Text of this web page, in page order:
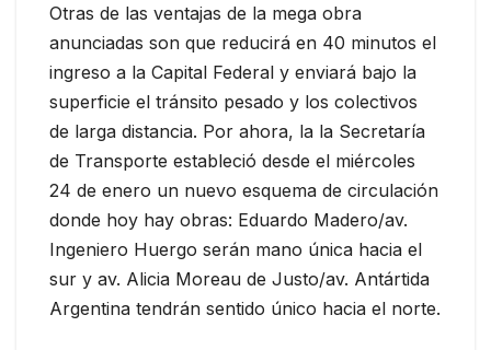
Otras de las ventajas de la mega obra
anunciadas son que reducirá en 40 minutos el
ingreso a la Capital Federal y enviará bajo la
superficie el tránsito pesado y los colectivos
de larga distancia. Por ahora, la la Secretaría
de Transporte estableció desde el miércoles
24 de enero un nuevo esquema de circulación
donde hoy hay obras: Eduardo Madero/av.
Ingeniero Huergo serán mano única hacia el
sur y av. Alicia Moreau de Justo/av. Antártida
Argentina tendrán sentido único hacia el norte.